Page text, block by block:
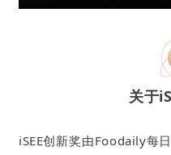
关于
iSEE创新奖由Foodaily每